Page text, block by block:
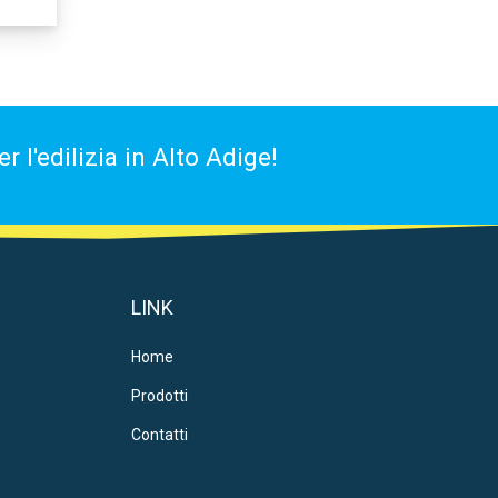
l'edilizia in Alto Adige!
LINK
Home
Prodotti
Contatti